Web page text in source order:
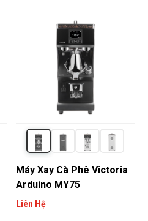
Máy Xay Cà Phê Victoria
Arduino MY75
Liên Hệ